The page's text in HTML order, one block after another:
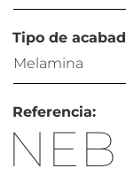
Tipo de
Melamina
Referencia:
NEB